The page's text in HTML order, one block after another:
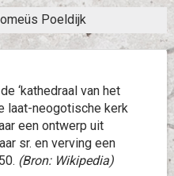
Poeldijk
‘kathedraal van het
laat-neogotische kerk
een ontwerp uit
sr. en verving een
(Bron: Wikipedia)